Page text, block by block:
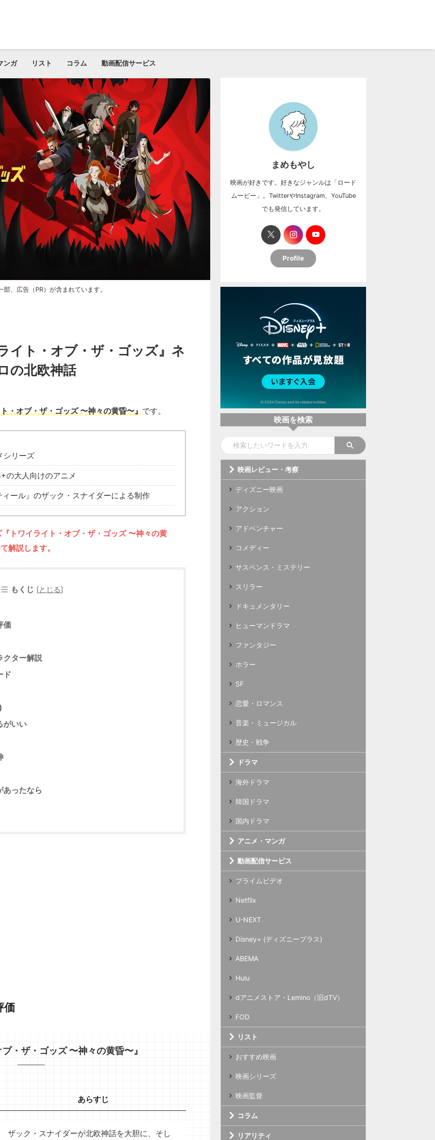
ンガ リスト コラム 動画配信サービス
部、広告（PR）が含まれています。
イト・オブ・ザ・ゴッズ』ネ
の北欧神話
・オブ・ザ・ゴッズ 〜神々の黄昏〜』です。
シリーズ
の大人向けのアニメ
ール』のザック・スナイダーによる制作
トワイライト・オブ・ザ・ゴッズ 〜神々の黄
解説します。
もくじ [とじる]
価
クター解説
ド
がいい
あったなら
価
・ザ・ゴッズ 〜神々の黄昏〜』
あらすじ
ザック・スナイダーが北欧神話を大胆に、そし
まめもやし
映画が好きです。好きなジャンルは「ロード
ムービー」。TwitterやInstagram、YouTube
でも発信しています。
Profile
映画を検索
映画レビュー・考察
ディズニー映画
アクション
アドベンチャー
コメディー
サスペンス・ミステリー
スリラー
ドキュメンタリー
ヒューマンドラマ
ファンタジー
ホラー
SF
恋愛・ロマンス
音楽・ミュージカル
歴史・戦争
ドラマ
海外ドラマ
韓国ドラマ
国内ドラマ
アニメ・マンガ
動画配信サービス
プライムビデオ
Netflix
U-NEXT
Disney+ (ディズニープラス)
ABEMA
Hulu
dアニメストア・Lemino（旧dTV）
FOD
リスト
おすすめ映画
映画シリーズ
映画監督
コラム
リアリティ